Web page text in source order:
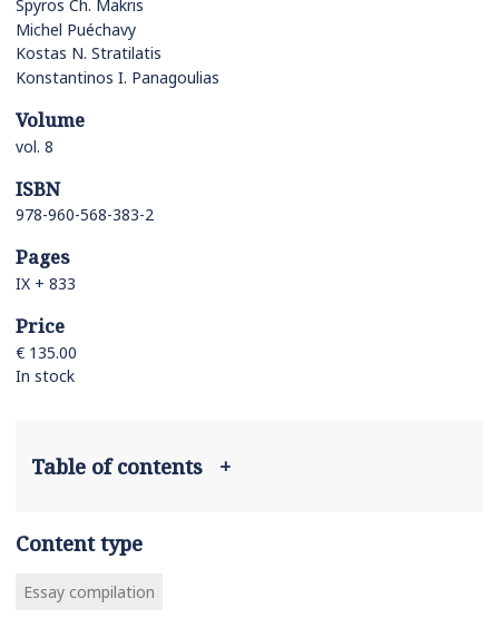
Spyros Ch. Makris
Michel Puéchavy
Kostas N. Stratilatis
Konstantinos I. Panagoulias
Volume
vol. 8
ISBN
978-960-568-383-2
Pages
IX + 833
Price
€ 135.00
In stock
Table of contents +
Content type
Essay compilation